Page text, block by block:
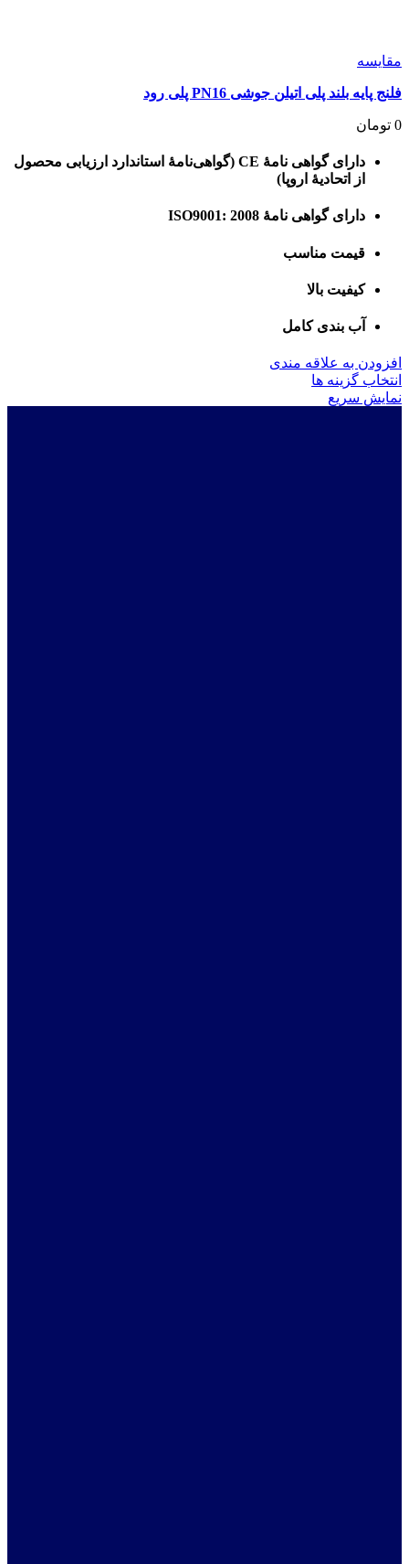
مقايسه
فلنج پایه بلند پلی اتیلن جوشی PN16 پلی رود
0 تومان
دارای گواهی نامۀ CE (گواهی‌نامۀ استاندارد ارزیابی محصول
از اتحادیۀ اروپا)
دارای گواهی نامۀ ISO9001: 2008
قیمت مناسب
کیفیت بالا
آب بندی کامل
افزودن به علاقه مندی
انتخاب گزینه ها
نمایش سریع